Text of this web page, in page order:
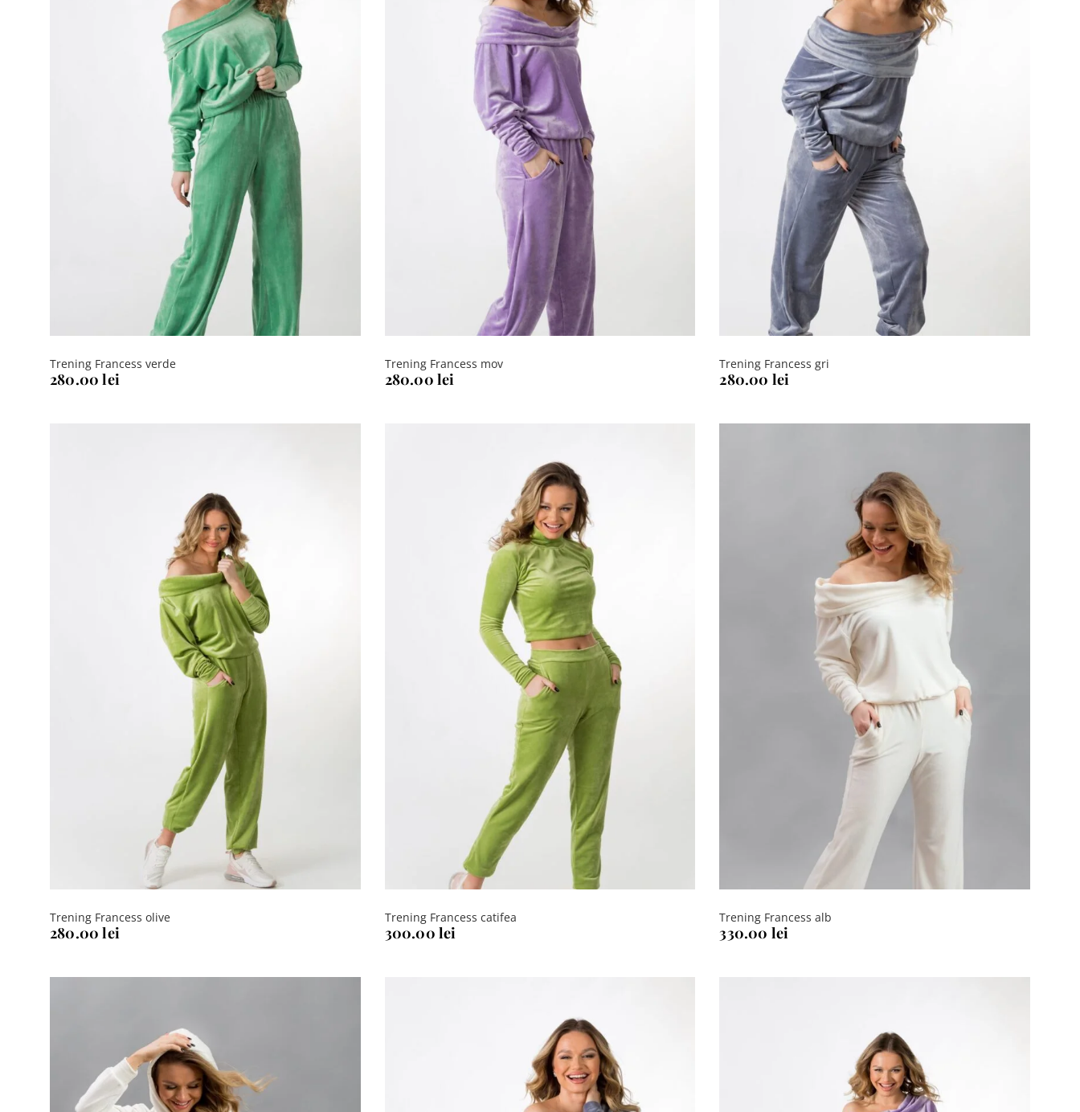
Trening Francess verde
280.00lei
Trening Francess mov
280.00lei
Trening Francess gri
280.00 lei
Trening Francess olive
280.00lei
Trening Francess catifea
300.00lei
Trening Francess alb
330.00 lei